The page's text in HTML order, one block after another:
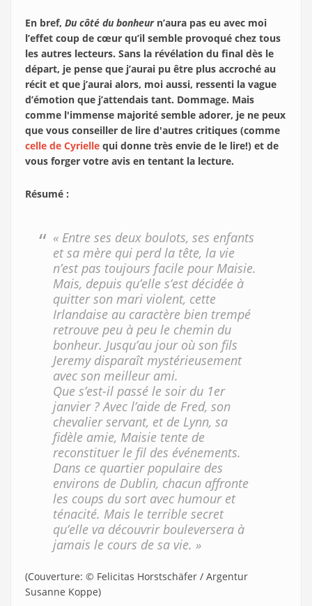
En bref, Du côté du bonheurn’aura pas eu avec moi
l’effet coup de cœur qu’il semble provoqué chez tous
les autres lecteurs. Sans la révélation du final dès le
départ, je pense que j’aurai pu être plus accroché au
récit et que j’aurai alors, moi aussi, ressenti la vague
d’émotion que j’attendais tant. Dommage. Mais
comme l'immense majorité semble adorer, je ne peux
que vous conseiller de lire d'autres critiques (comme
celle de Cyrielle qui donne très envie de le lire!) et de
vous forger votre avis en tentant la lecture.
Résumé :
« Entre ses deux boulots, ses enfants
et sa mère qui perd la tête, la vie
n’est pas toujours facile pour Maisie.
Mais, depuis qu’elle s’est décidée à
quitter son mari violent, cette
Irlandaise au caractère bien trempé
retrouve peu à peu le chemin du
bonheur. Jusqu’au jour où son fils
Jeremy disparaît mystérieusement
avec son meilleur ami.
Que s’est-il passé le soir du 1er
janvier ? Avec l’aide de Fred, son
chevalier servant, et de Lynn, sa
fidèle amie, Maisie tente de
reconstituer le fil des événements.
Dans ce quartier populaire des
environs de Dublin, chacun affronte
les coups du sort avec humour et
ténacité. Mais le terrible secret
qu’elle va découvrir bouleversera à
jamais le cours de sa vie. »
(Couverture: © Felicitas Horstschäfer / Argentur
Susanne Koppe)